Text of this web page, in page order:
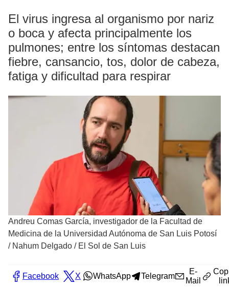
El virus ingresa al organismo por nariz
o boca y afecta principalmente los
pulmones; entre los síntomas destacan
fiebre, cansancio, tos, dolor de cabeza,
fatiga y dificultad para respirar
Andreu Comas García, investigador de la Facultad de
Medicina de la Universidad Autónoma de San Luis Potosí
/ Nahum Delgado / El Sol de San Luis
Facebook X WhatsApp Telegram
E-
Mail